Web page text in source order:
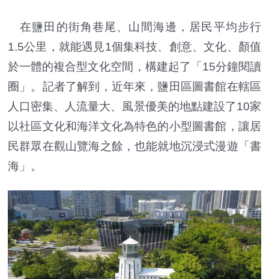
在鹽田的街角巷尾、山間海邊，居民平均步行
1.5公里，就能遇見1個集科技、創意、文化、顏值
於一體的複合型文化空間，構建起了「15分鐘閱讀
圈」。記者了解到，近年來，鹽田區圖書館在轄區
人口密集、人流量大、風景優美的地點建設了10家
以社區文化和海洋文化為特色的小型圖書館，讓居
民群眾在觀山覽海之餘，也能就地沉浸式漫遊「書
海」。